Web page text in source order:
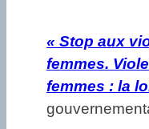
« Stop aux
femmes.
femmes : la